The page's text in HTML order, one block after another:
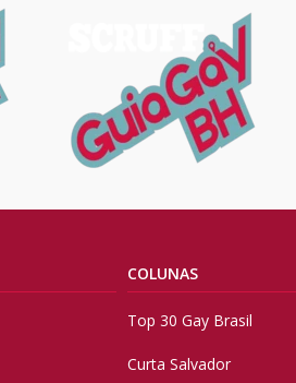
COLUNAS
Top 30 Gay Brasil
Curta Salvador